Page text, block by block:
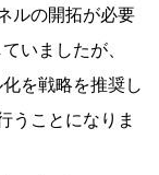
ルの開拓が必要
いましたが、
を戦略を推奨し
うことになりま